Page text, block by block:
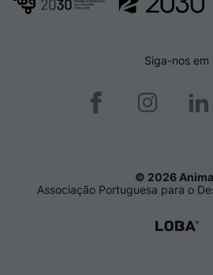
Siga-nos em
© 2026
Associação Portuguesa para o